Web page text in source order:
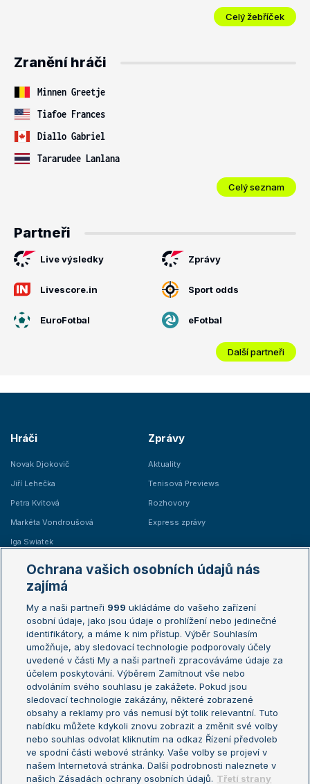
Celý žebříček
Zranění hráči
Minnen Greetje
Tiafoe Frances
Diallo Gabriel
Tararudee Lanlana
Celý seznam
Partneři
Live výsledky Zprávy
Livescore.in Sport odds
EuroFotbal eFotbal
Další partneři
Hráči
Novak Djokovič
Jiří Lehečka
Petra Kvitová
Markéta Vondroušová
Iga Swiatek
Zprávy
Aktuality
Tenisová Previews
Rozhovory
Express zprávy
Žebříčky
Žebříček ATP (muži)
Žebříček WTA (ženy)
Sázkařský žebříček
Australian Open
French Open
Wimbledon
US Open
Turnaj mistrů
Turnaj mistryň
Aktualní trendy
Fotbalové přestupy
Livesport Daily
Ochrana vašich osobních údajů nás
zajímá
My a naši partneři 999 ukládáme do vašeho zařízení
osobní údaje, jako jsou údaje o prohlížení nebo jedinečné
identifikátory, a máme k nim přístup. Výběr Souhlasím
umožňuje, aby sledovací technologie podporovaly účely
uvedené v části My a naši partneři zpracováváme údaje za
účelem poskytování. Výběrem Zamítnout vše nebo
odvoláním svého souhlasu je zakážete. Pokud jsou
sledovací technologie zakázány, některé zobrazené
obsahy a reklamy pro vás nemusí být tolik relevantní. Tuto
nabídku můžete kdykoli znovu zobrazit a změnit své volby
nebo souhlas odvolat kliknutím na odkaz Řízení předvoleb
ve spodní části webové stránky. Vaše volby se projeví v
našem Internetová stránka. Další podrobnosti naleznete v
našich Zásadách ochrany osobních údajů. Třetí strany